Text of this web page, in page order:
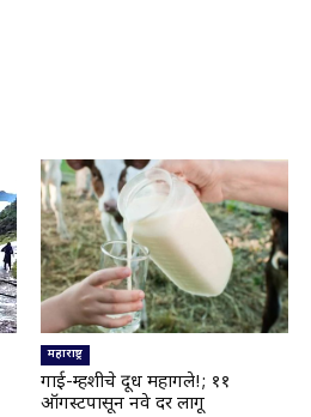
महाराष्ट्र
गाई-म्हशीचे दूध महागले!; ११
ऑगस्टपासून नवे दर लागू